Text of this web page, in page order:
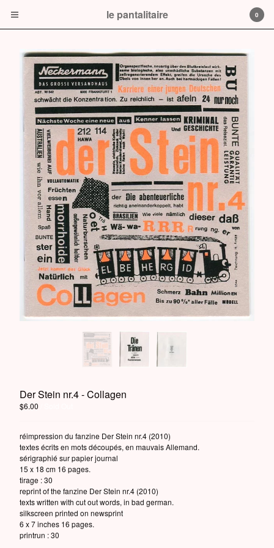
$ 0.00
0
Products
Prints
book
CD or DVD
le pantalitaire
Contact
Powered by Big Cartel
0
le pantalitaire
Der Stein nr.4 - Collagen
$6.00
réimpression du fanzine Der Stein nr.4 (2010)
textes écrits en mots découpés, en mauvais Allemand.
sérigraphié sur papier journal
15 x 18 cm 16 pages.
tirage : 30
reprint of the fanzine Der Stein nr.4 (2010)
texts written with cut out words, in bad german.
silkscreen printed on newsprint
6 x 7 inches 16 pages.
printrun : 30